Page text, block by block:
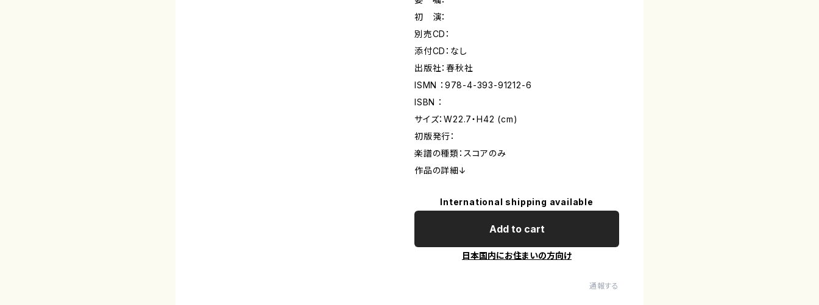
初 演：
別売CD：
添付CD：なし
出版社：春秋社
ISMN ：978-4-393-91212-6
ISBN ：
サイズ：W22.7・H42 (cm)
初版発行：
楽譜の種類：スコアのみ
作品の詳細↓
International shipping available
Add to cart
日本国内にお住まいの方向け
通報する